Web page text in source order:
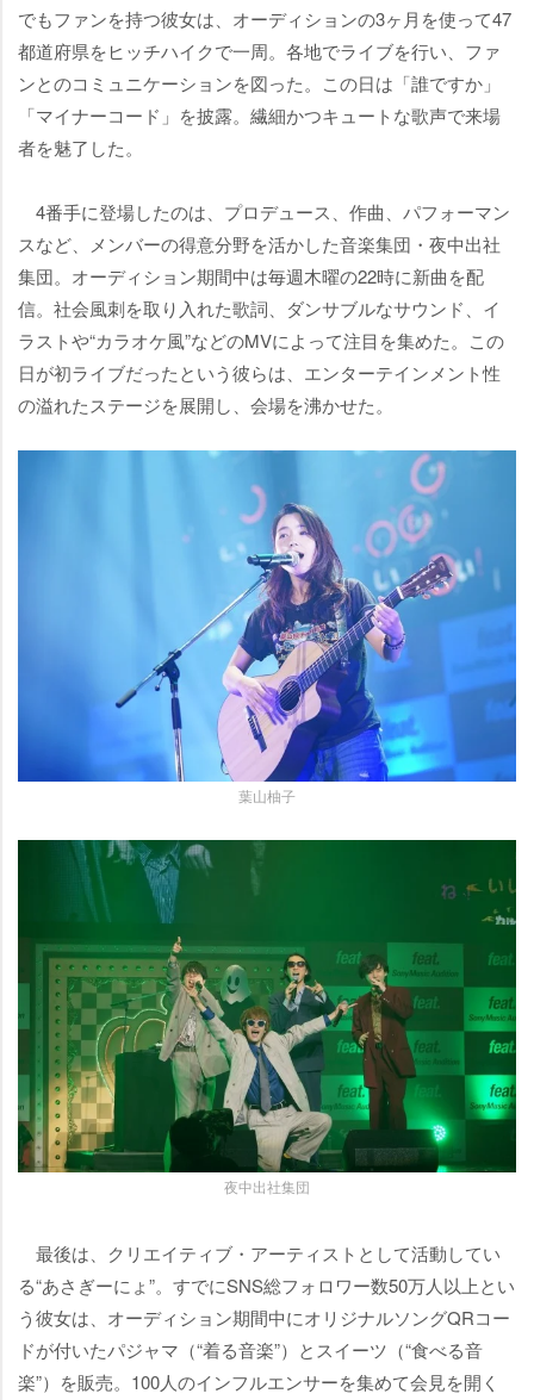
でもファンを持つ彼女は、オーディションの3ヶ月を使って47
都道府県をヒッチハイクで一周。各地でライブを行い、ファ
ンとのコミュニケーションを図った。この日は「誰ですか」
「マイナーコード」を披露。繊細かつキュートな歌声で来場
者を魅了した。
4番手に登場したのは、プロデュース、作曲、パフォーマン
スなど、メンバーの得意分野を活かした音楽集団・夜中出社
集団。オーディション期間中は毎週木曜の22時に新曲を配
信。社会風刺を取り入れた歌詞、ダンサブルなサウンド、イ
ラストや“カラオケ風”などのMVによって注目を集めた。この
日が初ライブだったという彼らは、エンターテインメント性
の溢れたステージを展開し、会場を沸かせた。
葉山柚子
夜中出社集団
最後は、クリエイティブ・アーティストとして活動してい
る“あさぎーにょ”。すでにSNS総フォロワー数50万人以上とい
う彼女は、オーディション期間中にオリジナルソングQRコー
ドが付いたパジャマ（“着る音楽”）とスイーツ（“食べる音
楽”）を販売。100人のインフルエンサーを集めて会見を開く